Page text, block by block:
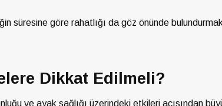
süresine göre rahatlığı da göz önünde
Dikkat Edilmeli?
ve ayak sağlığı üzerindeki etkileri açısından